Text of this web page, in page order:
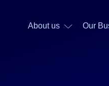
About us Our